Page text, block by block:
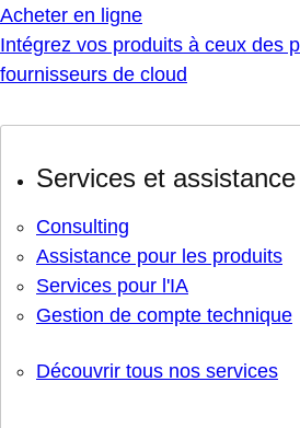
Acheter en ligne
Intégrez vos produits à ceux des
fournisseurs de cloud
Services et assistance
Consulting
Assistance pour les produits
Services pour l'IA
Gestion de compte technique
Découvrir tous nos services